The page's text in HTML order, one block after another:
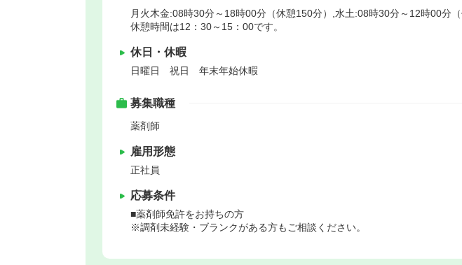
月火木金:08時30分～18時00分（休憩150分）,水土:08時30分～12時00分（
休憩時間は12：30～15：00です。
休日・休暇
日曜日 祝日 年末年始休暇
募集職種
薬剤師
雇用形態
正社員
応募条件
■薬剤師免許をお持ちの方
※調剤未経験・ブランクがある方もご相談ください。